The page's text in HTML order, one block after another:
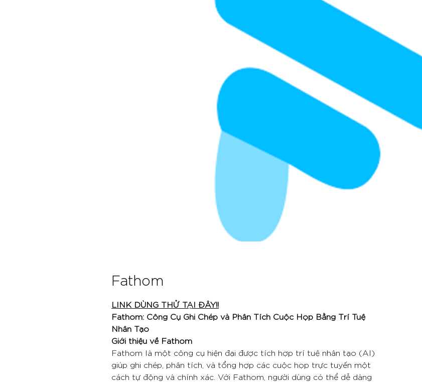
Fathom
LINK DÙNG THỬ TẠI ĐÂY!!
Fathom: Công Cụ Ghi Chép và Phân Tích Cuộc Họp Bằng Trí Tuệ
Nhân Tạo
Giới thiệu về Fathom
Fathom là một công cụ hiện đại được tích hợp trí tuệ nhân tạo (AI)
giúp ghi chép, phân tích, và tổng hợp các cuộc họp trực tuyến một
cách tự động và chính xác. Với Fathom, người dùng có thể dễ dàng